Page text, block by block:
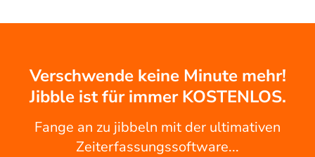
Verschwende keine Minute mehr!
Jibble ist für immer KOSTENLOS.
Fange an zu jibbeln mit der ultimativen
Zeiterfassungssoftware...